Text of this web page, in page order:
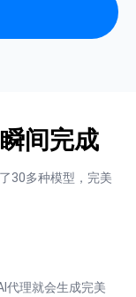
间完成
30多种模型，完美
代理就会生成完美